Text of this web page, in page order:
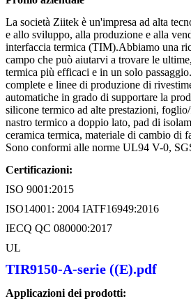
La società Ziitek è un'impresa ad alta
e allo sviluppo, alla produzione e alla
interfaccia termica (TIM).Abbiamo una
campo che può aiutarvi a trovare le
termica più efficaci e in un solo
complete e linee di produzione di
automatiche in grado di supportare la
silicone termico ad alte prestazioni,
nastro termico a doppio lato, pad di
ceramica termica, materiale di cambio di
Sono conformi alle norme UL94 V-0,
Certificazioni:
ISO 9001:2015
ISO14001: 2004 IATF16949:2016
IECQ QC 080000:2017
UL
TIR9150-A-serie ((E).pdf
Applicazioni dei prodotti: